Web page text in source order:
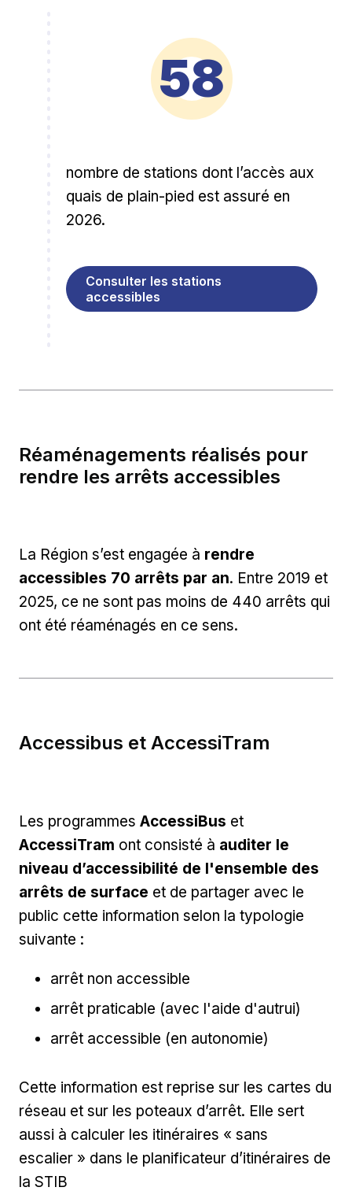
58
nombre de stations dont l’accès aux
quais de plain-pied est assuré en
2026.
Consulter les stations
accessibles
Réaménagements réalisés pour
rendre les arrêts accessibles
La Région s’est engagée à rendre
accessibles 70 arrêts par an. Entre 2019 et
2025, ce ne sont pas moins de 440 arrêts qui
ont été réaménagés en ce sens.
Accessibus et AccessiTram
Les programmes AccessiBus et
AccessiTram ont consisté à auditer le
niveau d’accessibilité de l'ensemble des
arrêts de surface et de partager avec le
public cette information selon la typologie
suivante :
arrêt non accessible
arrêt praticable (avec l'aide d'autrui)
arrêt accessible (en autonomie)
Cette information est reprise sur les cartes du
réseau et sur les poteaux d’arrêt. Elle sert
aussi à calculer les itinéraires « sans
escalier » dans le planificateur d’itinéraires de
la STIB